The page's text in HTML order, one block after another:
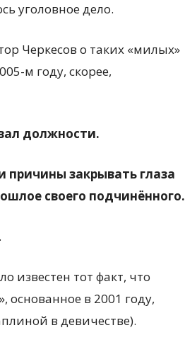
уголовное дело.
Черкесов о таких «милых»
м году, скорее,
должности.
причины закрывать глаза
своего подчинённого.
известен тот факт, что
основанное в 2001 году,
в девичестве).